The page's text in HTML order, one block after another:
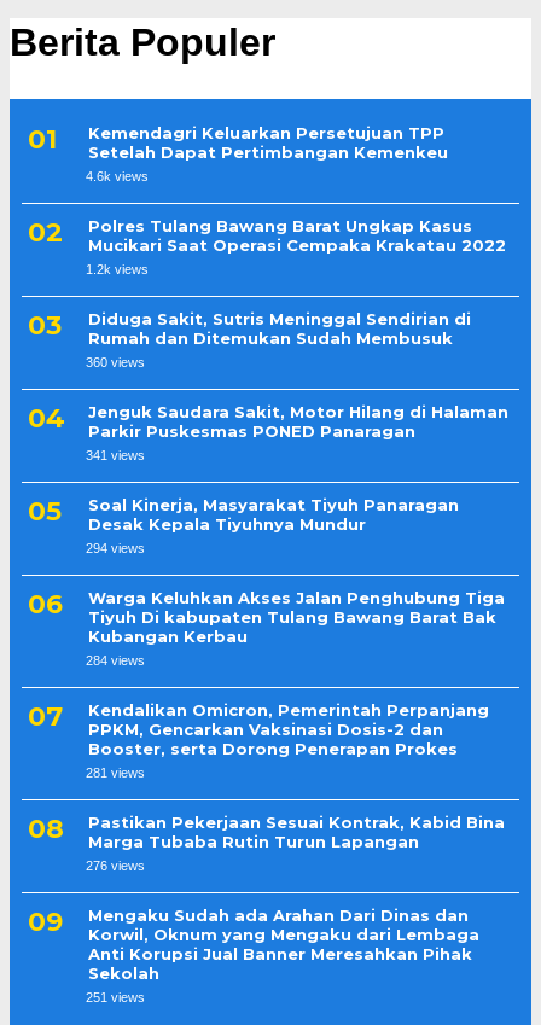
Berita Populer
Kemendagri Keluarkan Persetujuan TPP
Setelah Dapat Pertimbangan Kemenkeu
4.6k views
Polres Tulang Bawang Barat Ungkap Kasus
Mucikari Saat Operasi Cempaka Krakatau 2022
1.2k views
Diduga Sakit, Sutris Meninggal Sendirian di
Rumah dan Ditemukan Sudah Membusuk
360 views
Jenguk Saudara Sakit, Motor Hilang di Halaman
Parkir Puskesmas PONED Panaragan
341 views
Soal Kinerja, Masyarakat Tiyuh Panaragan
Desak Kepala Tiyuhnya Mundur
294 views
Warga Keluhkan Akses Jalan Penghubung Tiga
Tiyuh Di kabupaten Tulang Bawang Barat Bak
Kubangan Kerbau
284 views
Kendalikan Omicron, Pemerintah Perpanjang
PPKM, Gencarkan Vaksinasi Dosis-2 dan
Booster, serta Dorong Penerapan Prokes
281 views
Pastikan Pekerjaan Sesuai Kontrak, Kabid Bina
Marga Tubaba Rutin Turun Lapangan
276 views
Mengaku Sudah ada Arahan Dari Dinas dan
Korwil, Oknum yang Mengaku dari Lembaga
Anti Korupsi Jual Banner Meresahkan Pihak
Sekolah
251 views